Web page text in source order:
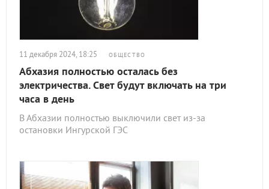
11 декабря 2024, 18:25 ОБЩЕСТВО
Абхазия полностью осталась без
электричества. Свет будут включать на три
часа в день
В Абхазии полностью выключили свет из-за
остановки Ингурской ГЭС